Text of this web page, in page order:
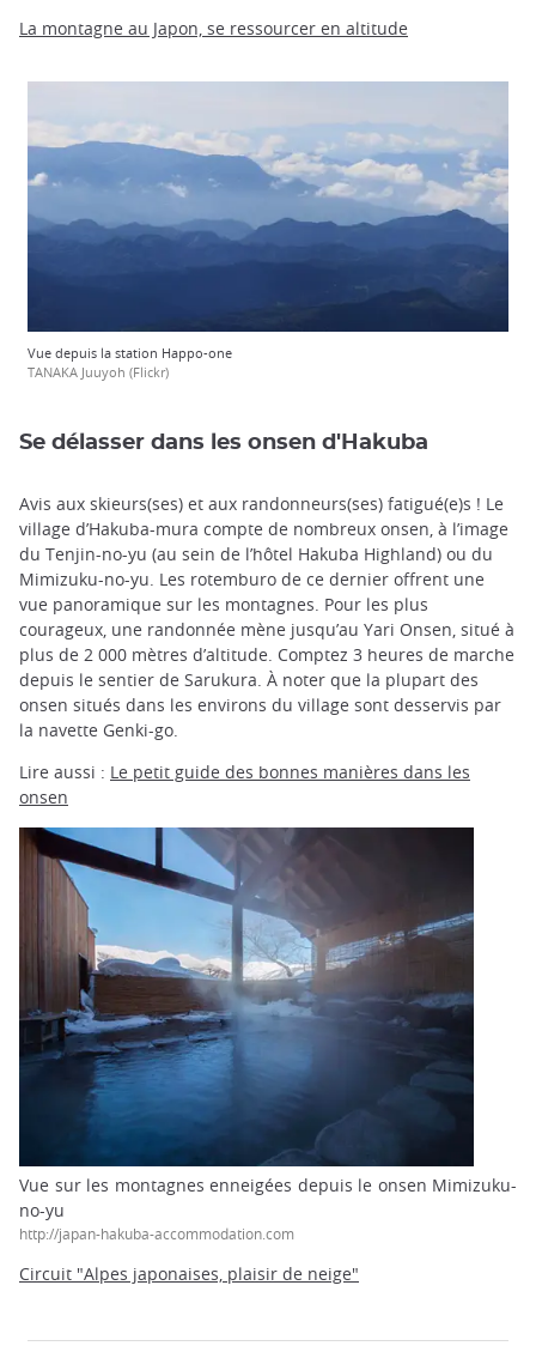
La montagne au Japon, se ressourcer en altitude
Vue depuis la station Happo-one
TANAKA Juuyoh (Flickr)
Se délasser dans les onsen d'Hakuba
Avis aux skieurs(ses) et aux randonneurs(ses) fatigué(e)s ! Le
village d’Hakuba-mura compte de nombreux onsen, à l’image
du Tenjin-no-yu (au sein de l’hôtel Hakuba Highland) ou du
Mimizuku-no-yu. Les rotemburo de ce dernier offrent une
vue panoramique sur les montagnes. Pour les plus
courageux, une randonnée mène jusqu’au Yari Onsen, situé à
plus de 2 000 mètres d’altitude. Comptez 3 heures de marche
depuis le sentier de Sarukura. À noter que la plupart des
onsen situés dans les environs du village sont desservis par
la navette Genki-go.
Lire aussi : Le petit guide des bonnes manières dans les
onsen
Vue sur les montagnes enneigées depuis le onsen Mimizuku-
no-yu
http://japan-hakuba-accommodation.com
Circuit "Alpes japonaises, plaisir de neige"